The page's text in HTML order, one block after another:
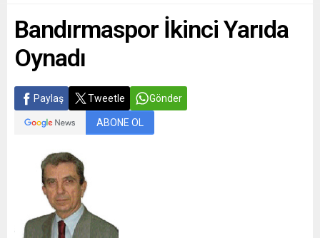
Bandırmaspor İkinci Yarıda
Oynadı
Paylaş Tweetle Gönder
ABONE OL